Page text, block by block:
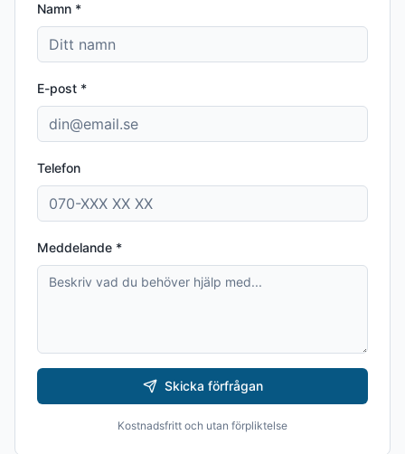
Namn *
E-post *
Telefon
Meddelande *
Skicka förfrågan
Kostnadsfritt och utan förpliktelse